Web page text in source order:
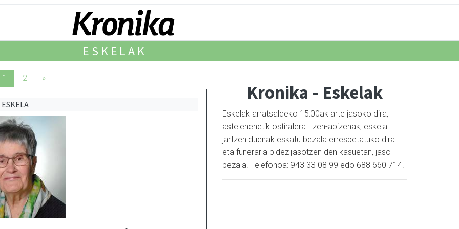
ESKELAK
1 2 »
ESKELA
Kronika - Eskelak
Eskelak arratsaldeko 15:00ak arte jasoko dira,
astelehenetik ostiralera. Izen-abizenak, eskela
jartzen duenak eskatu bezala errespetatuko dira
eta funeraria bidez jasotzen den kasuetan, jaso
bezala. Telefonoa: 943 33 08 99 edo 688 660 714.